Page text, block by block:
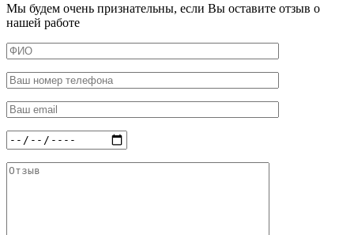
Мы будем очень признательны, если Вы оставите отзыв о
нашей работе